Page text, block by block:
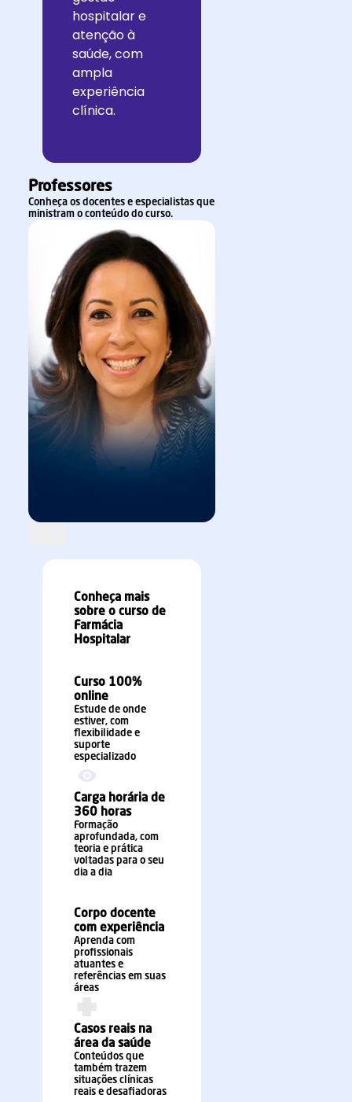
hospitalar e
atenção à
saúde, com
ampla
experiência
clínica.
Professores
Conheça os docentes e especialistas que
ministram o conteúdo do curso.
Conheça mais
sobre o curso de
Farmácia
Hospitalar
Curso 100%
online
Estude de onde
estiver, com
flexibilidade e
suporte
especializado
Carga horária de
360 horas
Formação
aprofundada, com
teoria e prática
voltadas para o seu
dia a dia
Corpo docente
com experiência
Aprenda com
profissionais
atuantes e
referências em suas
áreas
Casos reais na
área da saúde
Conteúdos que
também trazem
situações clínicas
reais e desafiadoras